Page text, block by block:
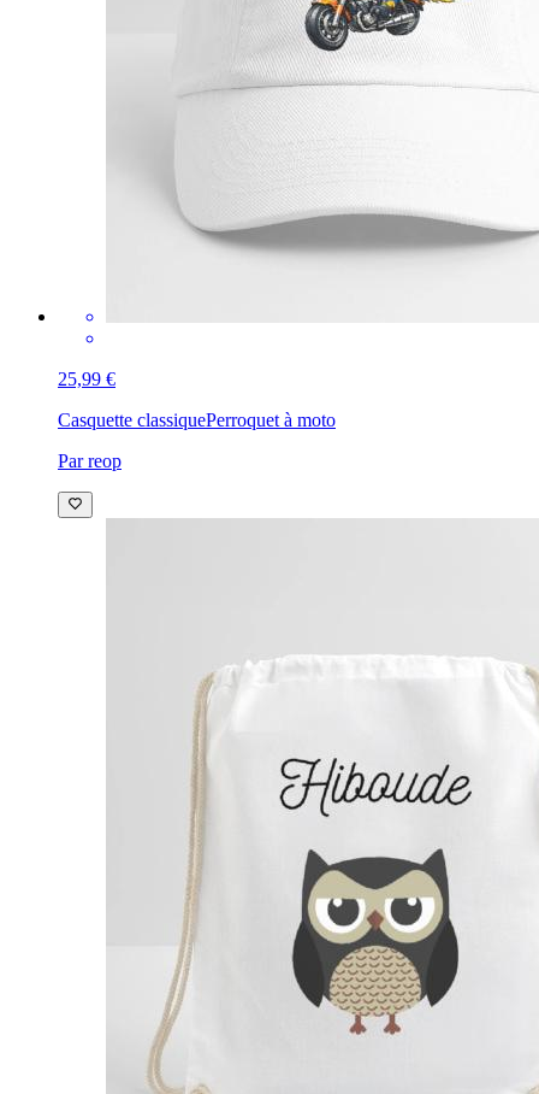
25,99 €
Casquette classiquePerroquet à moto
Par reop